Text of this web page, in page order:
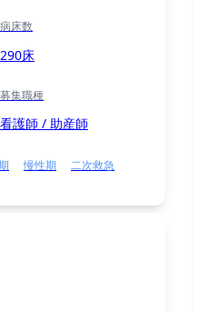
病床数
290床
募集職種
看護師 / 助産師
慢性期
二次救急